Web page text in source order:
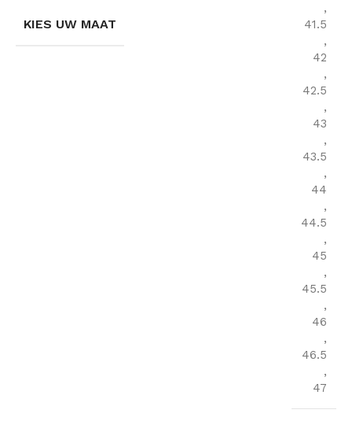
KIES UW MAAT
,
41.5
,
42
,
42.5
,
43
,
43.5
,
44
,
44.5
,
45
,
45.5
,
46
,
46.5
,
47